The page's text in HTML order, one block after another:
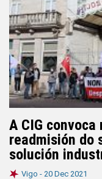
A CIG
readmisión do
solución
Vigo - 20 Dec 2021